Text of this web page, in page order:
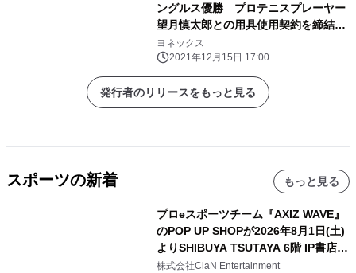
100X」2022年2月下旬より発売
ングルス優勝 プロテニスプレーヤー
望月慎太郎との用具使用契約を締結
ラケット「EZONE」、ストリング
「POLYTOUR STRIKE」を使用開始
ヨネックス
2021年12月15日 17:00
発行者のリリースをもっと見る
スポーツの新着 もっと見る
プロeスポーツチーム『AXIZ WAVE』
のPOP UP SHOPが2026年8月1日(土)
よりSHIBUYA TSUTAYA 6階 IP書店で
開催決定！！
株式会社ClaN Entertainment